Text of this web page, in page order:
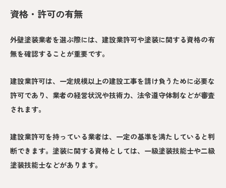
資格・許可の有無
外壁塗装業者を選ぶ際には、建設業許可や塗装に関する資格の有
無を確認することが重要です。
建設業許可は、一定規模以上の建設工事を請け負うために必要な
許可であり、業者の経営状況や技術力、法令遵守体制などが審査
されます。
建設業許可を持っている業者は、一定の基準を満たしていると判
断できます。塗装に関する資格としては、一級塗装技能士や二級
塗装技能士などがあります。